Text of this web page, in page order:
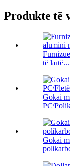
Produkte të
të lartë...
Gokai
PC/
Gokai